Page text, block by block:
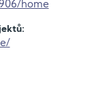
home